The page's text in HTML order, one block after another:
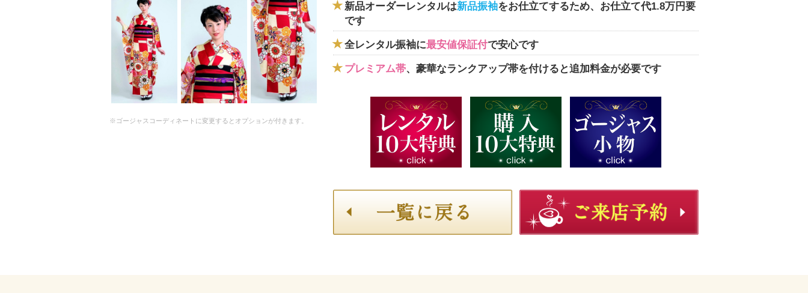
※ゴージャスコーディネートに変更するとオプションが付きます。
新品オーダーレンタルは新品振袖をお仕立てするため、お仕立て代1.8万円要
です
全レンタル振袖に最安値保証付で安心です
プレミアム帯、豪華なランクアップ帯を付けると追加料金が必要です